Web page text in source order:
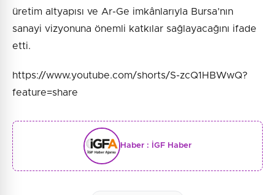
üretim altyapısı ve Ar-Ge imkânlarıyla Bursa’nın
sanayi vizyonuna önemli katkılar sağlayacağını ifade
etti.
https://www.youtube.com/shorts/S-zcQ1HBWwQ?
feature=share
Haber : İGF Haber